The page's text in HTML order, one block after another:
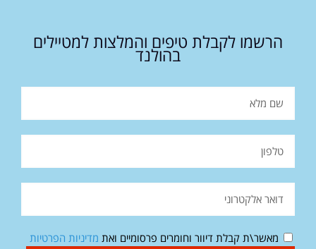
הרשמו לקבלת טיפים והמלצות למטיילים
בהולנד
מאשר\ת קבלת דיוור וחומרים פרסומיים ואת מדיניות הפרטיות